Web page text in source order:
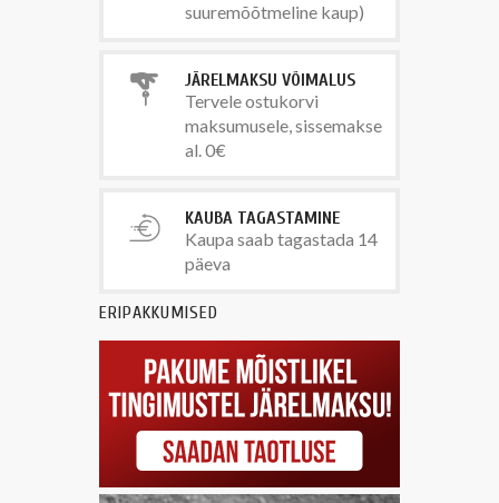
suuremõõtmeline kaup)
JÄRELMAKSU VÕIMALUS
Tervele ostukorvi
maksumusele, sissemakse
al. 0€
KAUBA TAGASTAMINE
Kaupa saab tagastada 14
päeva
ERIPAKKUMISED